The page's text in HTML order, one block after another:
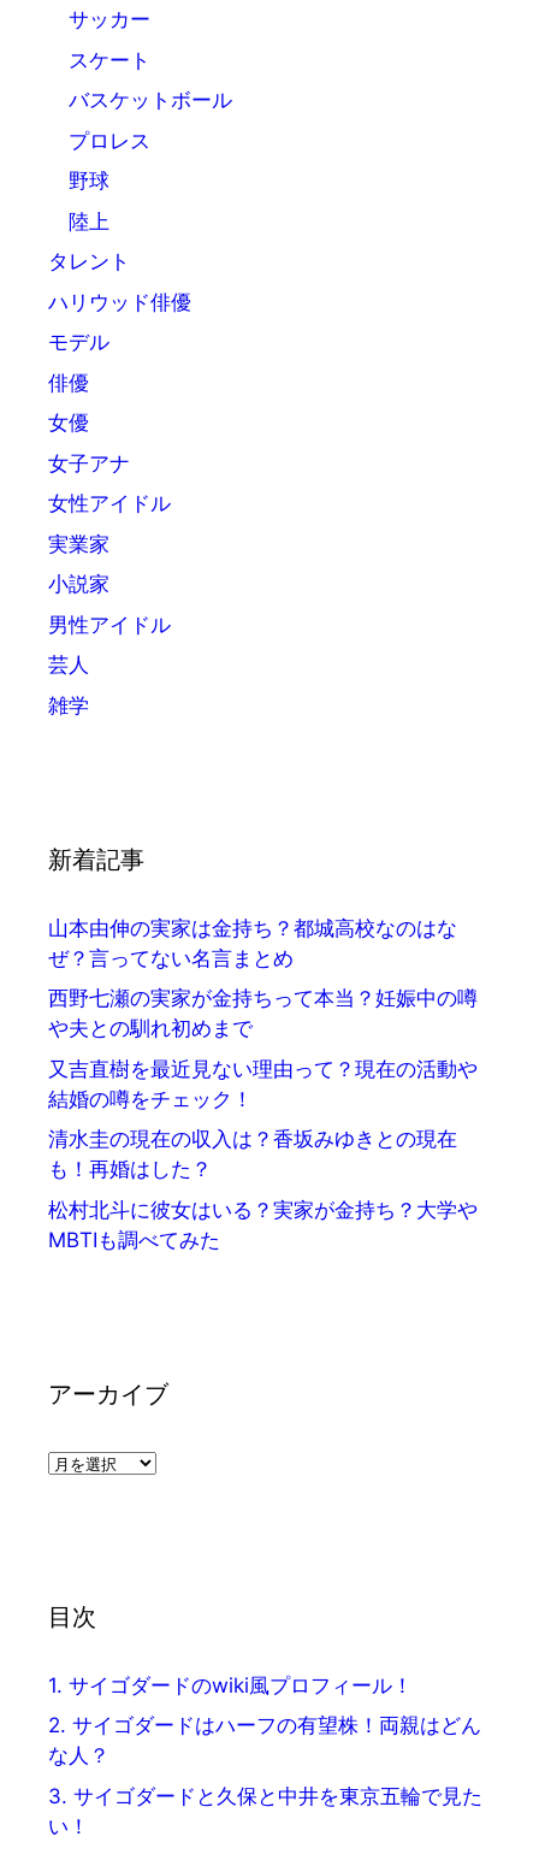
サッカー
スケート
バスケットボール
プロレス
野球
陸上
タレント
ハリウッド俳優
モデル
俳優
女優
女子アナ
女性アイドル
実業家
小説家
男性アイドル
芸人
雑学
新着記事
山本由伸の実家は金持ち？都城高校なのはな
ぜ？言ってない名言まとめ
西野七瀬の実家が金持ちって本当？妊娠中の噂
や夫との馴れ初めまで
又吉直樹を最近見ない理由って？現在の活動や
結婚の噂をチェック！
清水圭の現在の収入は？香坂みゆきとの現在
も！再婚はした？
松村北斗に彼女はいる？実家が金持ち？大学や
MBTIも調べてみた
アーカイブ
ア
目次
1. サイゴダードのwiki風プロフィール！
2. サイゴダードはハーフの有望株！両親はどん
な人？
3. サイゴダードと久保と中井を東京五輪で見た
い！